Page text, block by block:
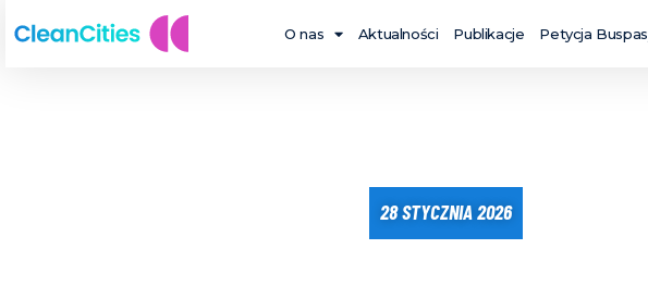
O nas Aktualności Publikacje Petycja
28 STYCZNIA 2026